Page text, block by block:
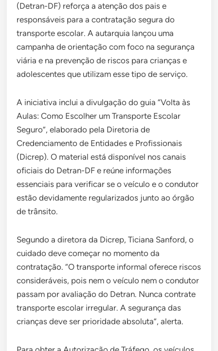
(Detran-DF) reforça a atenção dos pais e
responsáveis para a contratação segura do
transporte escolar. A autarquia lançou uma
campanha de orientação com foco na segurança
viária e na prevenção de riscos para crianças e
adolescentes que utilizam esse tipo de serviço.
A iniciativa inclui a divulgação do guia “Volta às
Aulas: Como Escolher um Transporte Escolar
Seguro”, elaborado pela Diretoria de
Credenciamento de Entidades e Profissionais
(Dicrep). O material está disponível nos canais
oficiais do Detran-DF e reúne informações
essenciais para verificar se o veículo e o condutor
estão devidamente regularizados junto ao órgão
de trânsito.
Segundo a diretora da Dicrep, Ticiana Sanford, o
cuidado deve começar no momento da
contratação. “O transporte informal oferece riscos
consideráveis, pois nem o veículo nem o condutor
passam por avaliação do Detran. Nunca contrate
transporte escolar irregular. A segurança das
crianças deve ser prioridade absoluta”, alerta.